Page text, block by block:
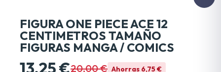
FIGURA ONE PIECE ACE 12
CENTIMETROS TAMAÑO
FIGURAS MANGA / COMICS
13,25 €20,00 € Ahorras 6,75 €